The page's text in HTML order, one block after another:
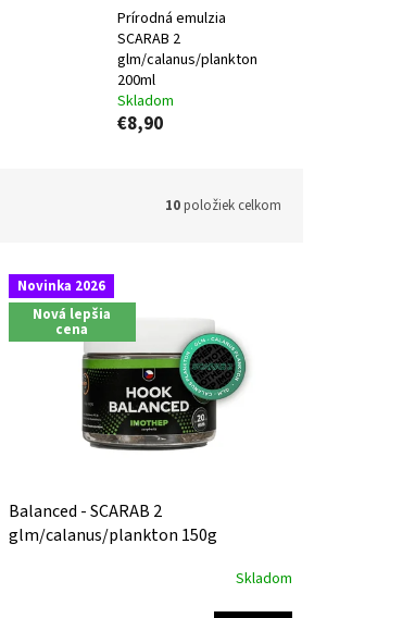
Prírodná emulzia
SCARAB 2
glm/calanus/plankton
200ml
Skladom
€8,90
10položiek celkom
Novinka 2026
Nová lepšia
cena
Balanced - SCARAB 2
glm/calanus/plankton 150g
Skladom